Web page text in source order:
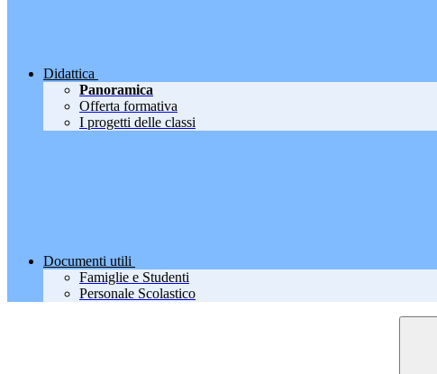
Didattica
Panoramica
Offerta formativa
I progetti delle classi
Documenti utili
Famiglie e Studenti
Personale Scolastico